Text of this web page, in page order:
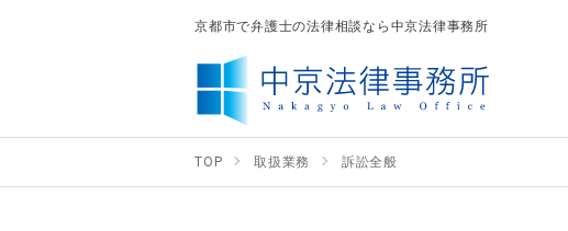
京都市で弁護士の法律相談なら中京法律事務所
TOP 取扱業務 訴訟全般